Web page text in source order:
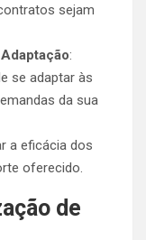
sejam
:
se adaptar às
da sua
a eficácia dos
oferecido.
de